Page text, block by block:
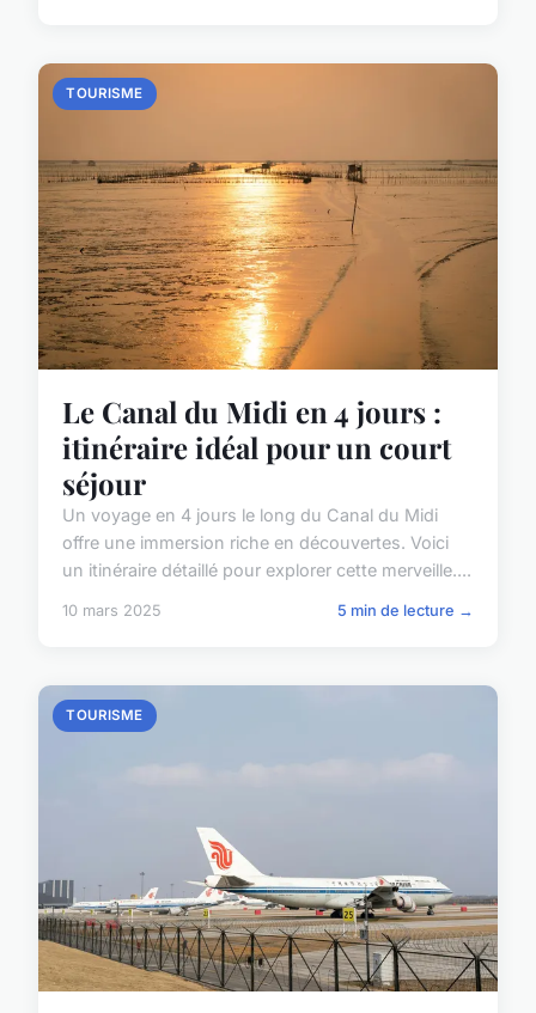
TOURISME
Le Canal du Midi en 4 jours :
itinéraire idéal pour un court
séjour
Un voyage en 4 jours le long du Canal du Midi
offre une immersion riche en découvertes. Voici
un itinéraire détaillé pour explorer cette merveille....
10 mars 2025 5 min de lecture →
TOURISME